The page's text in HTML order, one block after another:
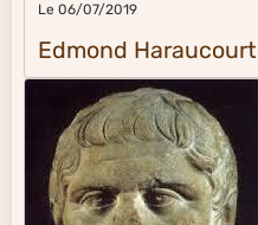
Le 06/07/2019
Edmond Haraucourt